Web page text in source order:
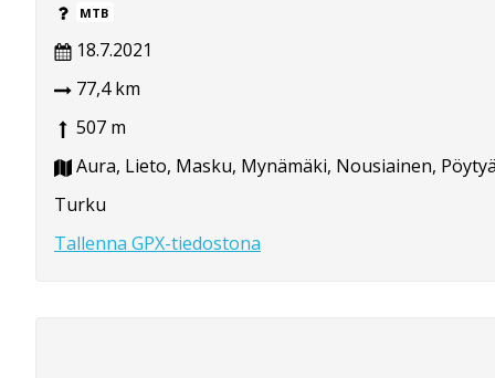
MTB
18.7.2021
77,4 km
507 m
Aura, Lieto, Masku, Mynämäki, Nousiainen,
Turku
Tallenna GPX-tiedostona